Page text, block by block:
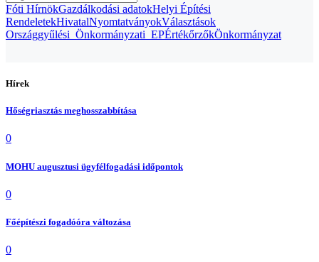
Fóti HírnökGazdálkodási adatokHelyi Építési
RendeletekHivatalNyomtatványokVálasztások
Országgyűlési_Önkormányzati_EPÉrtékőrzőkÖnkormányzat
Hírek
Hőségriasztás meghosszabbítása
0
MOHU augusztusi ügyfélfogadási időpontok
0
Főépítészi fogadóóra változása
0